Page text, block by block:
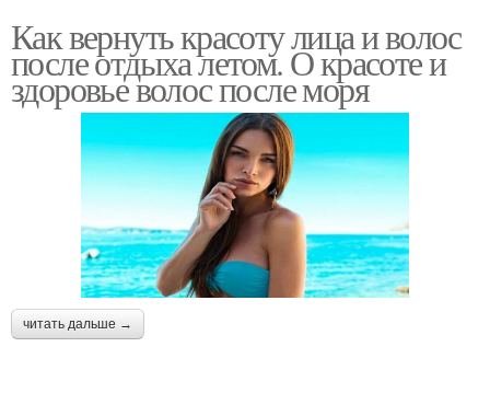
Как вернуть красоту лица и волос
после отдыха летом. О красоте и
здоровье волос после моря
читать дальше →